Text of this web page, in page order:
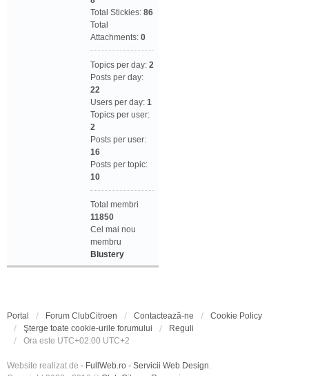
Total Stickies: 86
Total
Attachments: 0
Topics per day: 2
Posts per day:
22
Users per day: 1
Topics per user:
2
Posts per user:
16
Posts per topic:
10
Total membri
11850
Cel mai nou
membru
Blustery
Portal Forum ClubCitroen Contactează-ne
Cookie Policy
Şterge toate cookie-urile forumului
Reguli
Ora este UTC+02:00 UTC+2
Website realizat de - FullWeb.ro - Servicii Web Design.